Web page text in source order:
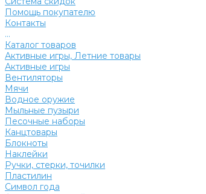
Помощь покупателю
Контакты
...
Каталог товаров
Активные игры, Летние товары
Активные игры
Вентиляторы
Мячи
Водное оружие
Мыльные пузыри
Песочные наборы
Канцтовары
Блокноты
Наклейки
Ручки, стерки, точилки
Пластилин
Символ года